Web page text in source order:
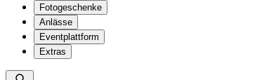
Fotogeschenke
Anlässe
Eventplattform
Extras